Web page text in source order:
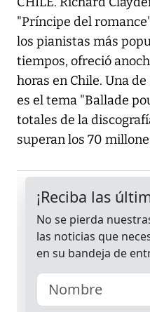
"Príncipe del
los pianistas más
tiempos, ofreció
horas en Chile. Una
es el tema "Ballade
totales de la
superan los 70